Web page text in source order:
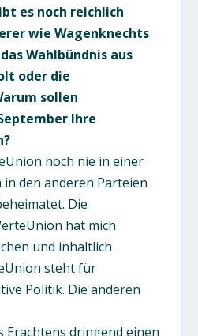
es noch reichlich
wie Wagenknechts
Wahlbündnis aus
oder die
sollen
Ihre
noch nie in einer
in den anderen Parteien
Die
hat mich
und inhaltlich
steht für
Politik. Die anderen
Erachtens dringend einen